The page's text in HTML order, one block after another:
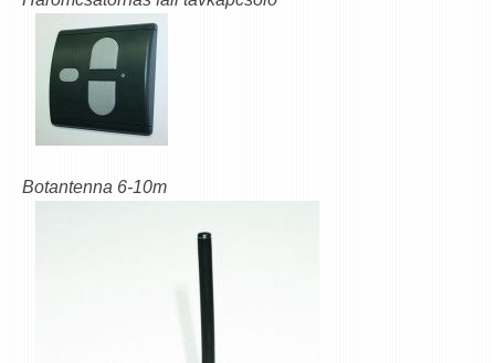
Botantenna 6-10m